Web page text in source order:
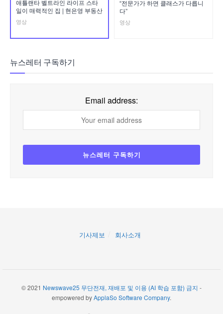
애틀랜타 벨트라인 라이프 스타
일이 매력적인 집 | 현은영 부동산
영상
“전문가가 하면 클래스가 다릅니
다”
영상
뉴스레터 구독하기
Email address:
기사제보 회사소개
© 2021 Newswave25 무단전재, 재배포 및 이용 (AI 학습 포함) 금지 -
empowered byApplaSo Software Company.